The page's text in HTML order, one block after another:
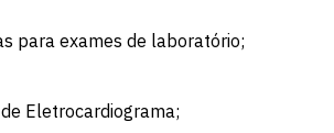
para exames de laboratório;
Eletrocardiograma;